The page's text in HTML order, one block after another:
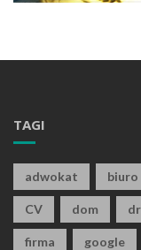
TAGI
adwokat biuro
CV dom
firma google